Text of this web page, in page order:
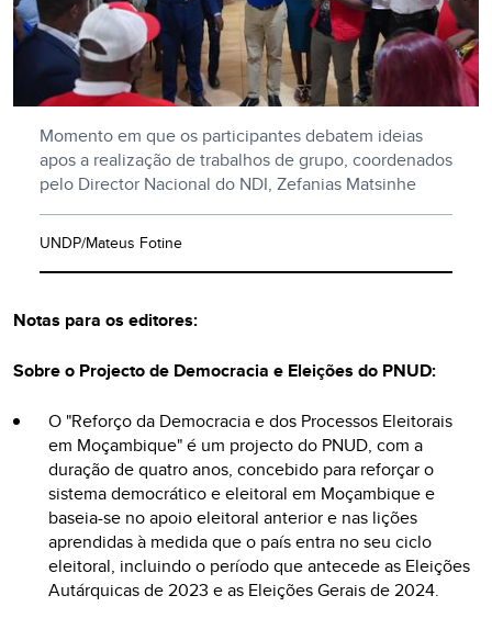
Momento em que os participantes debatem ideias
apos a realização de trabalhos de grupo, coordenados
pelo Director Nacional do NDI, Zefanias Matsinhe
UNDP/Mateus Fotine
Notas para os editores:
Sobre o Projecto de Democracia e Eleições do PNUD:
O "Reforço da Democracia e dos Processos Eleitorais
em Moçambique" é um projecto do PNUD, com a
duração de quatro anos, concebido para reforçar o
sistema democrático e eleitoral em Moçambique e
baseia-se no apoio eleitoral anterior e nas lições
aprendidas à medida que o país entra no seu ciclo
eleitoral, incluindo o período que antecede as Eleições
Autárquicas de 2023 e as Eleições Gerais de 2024.